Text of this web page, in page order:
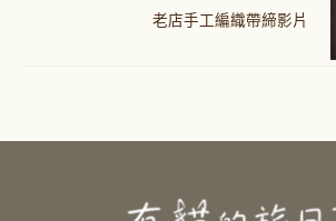
老店手工編織帶締影片